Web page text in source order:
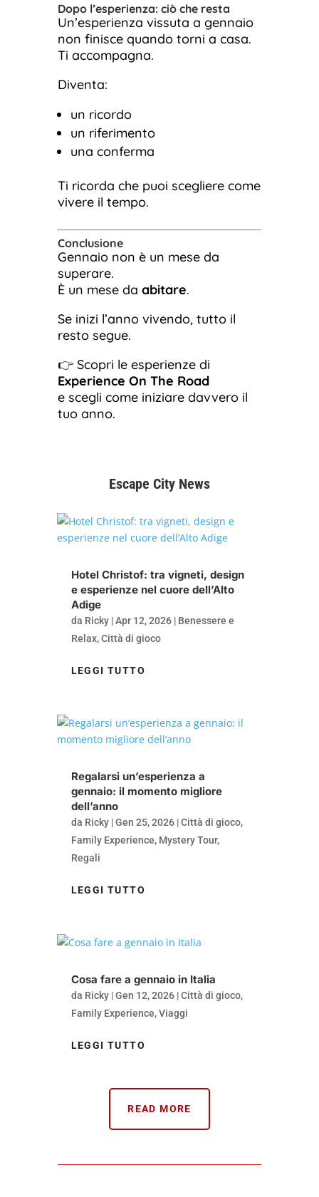
Dopo l’esperienza: ciò che resta
Un’esperienza vissuta a gennaio
non finisce quando torni a casa.
Ti accompagna.
Diventa:
un ricordo
un riferimento
una conferma
Ti ricorda che puoi scegliere come
vivere il tempo.
Conclusione
Gennaio non è un mese da
superare.
È un mese da abitare.
Se inizi l’anno vivendo, tutto il
resto segue.
👉 Scopri le esperienze di
Experience On The Road
e scegli come iniziare davvero il
tuo anno.
Escape City News
Hotel Christof: tra vigneti, design
e esperienze nel cuore dell’Alto
Adige
da Ricky|Apr 12, 2026| Benessere e
Relax,Città di gioco
LEGGI TUTTO
Regalarsi un’esperienza a
gennaio: il momento migliore
dell’anno
da Ricky|Gen 25, 2026|Città di gioco,
Family Experience, Mystery Tour,
Regali
LEGGI TUTTO
Cosa fare a gennaio in Italia
da Ricky|Gen 12, 2026|Città di gioco,
Family Experience,Viaggi
LEGGI TUTTO
READ MORE